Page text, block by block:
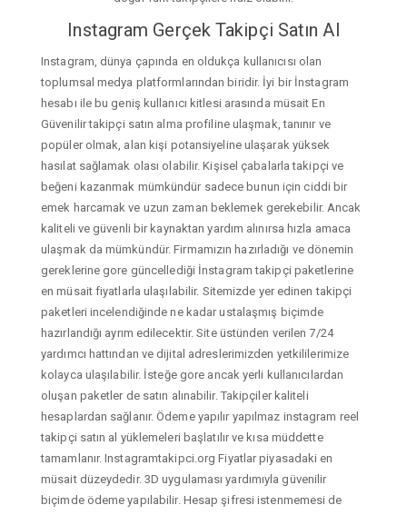
Instagram Gerçek Takipçi Satın Al
Instagram, dünya çapında en oldukça kullanıcısı olan
toplumsal medya platformlarından biridir. İyi bir İnstagram
hesabı ile bu geniş kullanıcı kitlesi arasında müsait En
Güvenilir takipçi satın alma profiline ulaşmak, tanınır ve
popüler olmak, alan kişi potansiyeline ulaşarak yüksek
hasılat sağlamak olası olabilir. Kişisel çabalarla takipçi ve
beğeni kazanmak mümkündür sadece bunun için ciddi bir
emek harcamak ve uzun zaman beklemek gerekebilir. Ancak
kaliteli ve güvenli bir kaynaktan yardım alınırsa hızla amaca
ulaşmak da mümkündür. Firmamızın hazırladığı ve dönemin
gereklerine gore güncellediği İnstagram takipçi paketlerine
en müsait fiyatlarla ulaşılabilir. Sitemizde yer edinen takipçi
paketleri incelendiğinde ne kadar ustalaşmış biçimde
hazırlandığı ayrım edilecektir. Site üstünden verilen 7/24
yardımcı hattından ve dijital adreslerimizden yetkililerimize
kolayca ulaşılabilir. İsteğe gore ancak yerli kullanıcılardan
oluşan paketler de satın alınabilir. Takipçiler kaliteli
hesaplardan sağlanır. Ödeme yapılır yapılmaz instagram reel
takipçi satın al yüklemeleri başlatılır ve kısa müddette
tamamlanır. Instagramtakipci.org Fiyatlar piyasadaki en
müsait düzeydedir. 3D uygulaması yardımıyla güvenilir
biçimde ödeme yapılabilir. Hesap şifresi istenmemesi de